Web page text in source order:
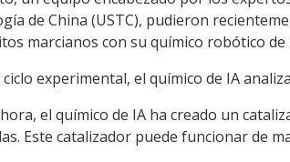
de China (USTC), pudieron
marcianos con su químico robótico de
ciclo experimental, el químico de IA
el químico de IA ha creado un
Este catalizador puede funcionar de